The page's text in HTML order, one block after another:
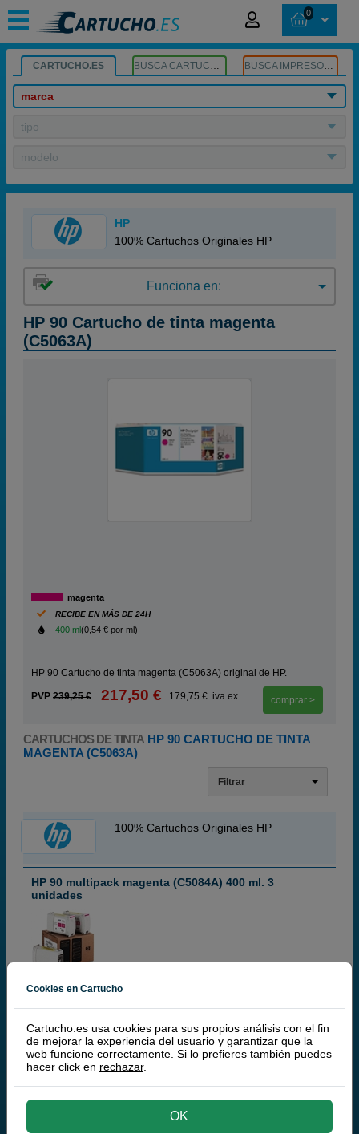
0
CARTUCHO.ES BUSCA CARTUCHOS BUSCA IMPRESORA
marca
tipo
modelo
HP
100% Cartuchos Originales HP
Funciona en:
HP 90 Cartucho de tinta magenta
(C5063A)
magenta
RECIBE EN MÁS DE 24H
400 ml(0,54 € por ml)
HP 90 Cartucho de tinta magenta (C5063A) original de HP.
PVP 239,25 € 217,50 € 179,75 € iva ex comprar >
CARTUCHOS DE TINTA HP 90 CARTUCHO DE TINTA
MAGENTA (C5063A)
Filtrar
100% Cartuchos Originales HP
HP 90 multipack magenta (C5084A) 400 ml. 3
unidades
Haz click aquí para más información
Pack ahorro
647,50 €
Cookies en Cartucho
Cartucho.es usa cookies para sus propios análisis con el fin
de mejorar la experiencia del usuario y garantizar que la
web funcione correctamente. Si lo prefieres también puedes
hacer click en rechazar.
OK